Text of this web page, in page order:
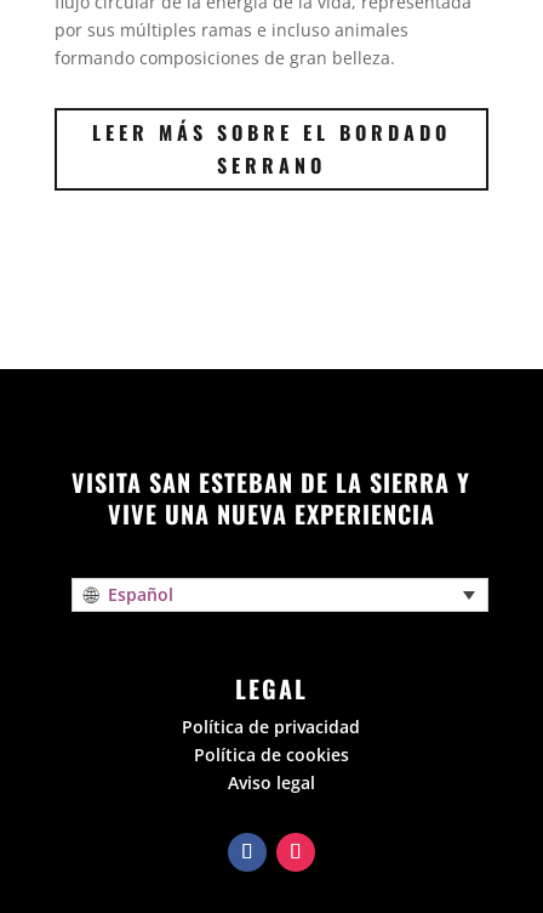
por sus múltiples ramas e incluso animales
formando composiciones de gran belleza.
LEER MÁS SOBRE EL BORDADO
SERRANO
VISITA SAN ESTEBAN DE LA SIERRA Y
VIVE UNA NUEVA EXPERIENCIA
Español
LEGAL
Política de privacidad
Política de cookies
Aviso legal